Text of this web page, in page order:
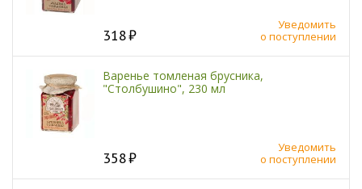
318
Уведомить
о поступлении
Варенье томленая брусника,
"Столбушино", 230 мл
358
Уведомить
о поступлении